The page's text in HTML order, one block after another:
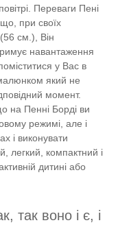
Переваги Пені
при своїх
см.), Він
навантаження
у Вас в
який не
момент.
на Пенні Борді ви
режимі, але і
і виконувати
легкий, компактний і
дитині або
так воно і є, і